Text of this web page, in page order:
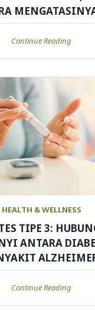
Continue Reading
HEALTH & WELLNESS
TIPE 3:
ANTARA
Continue Reading